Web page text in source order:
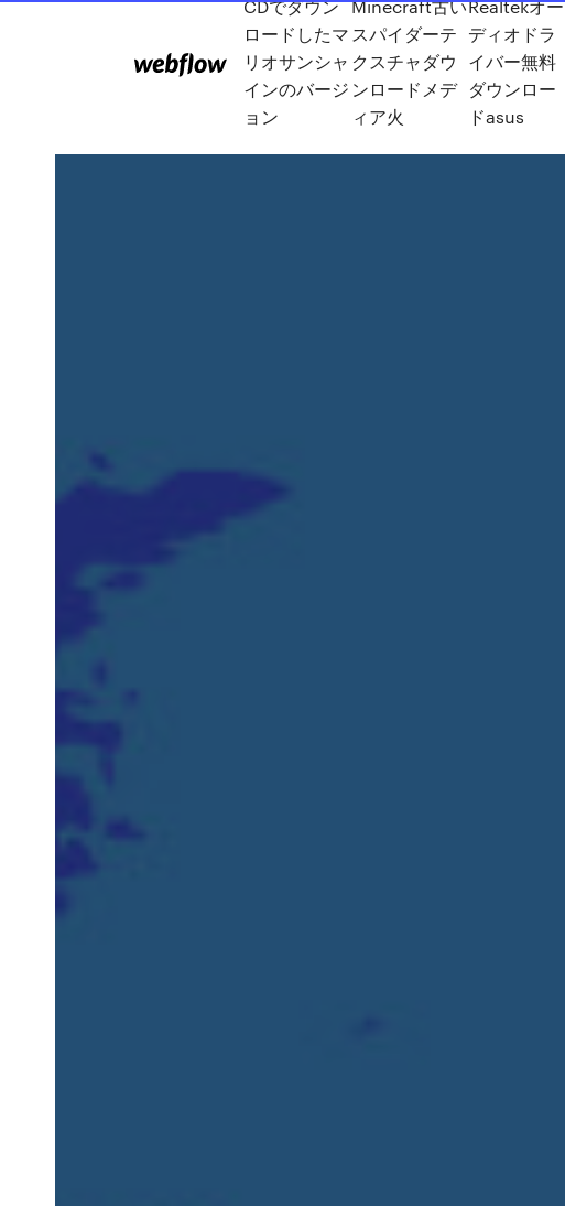
CDでダウン
ロードしたマ
リオサンシャ
インのバージ
ョン
Minecraft古い
スパイダーテ
クスチャダウ
ンロードメデ
ィア火
Realtekオー
ディオドラ
イバー無料
ダウンロー
ドasus